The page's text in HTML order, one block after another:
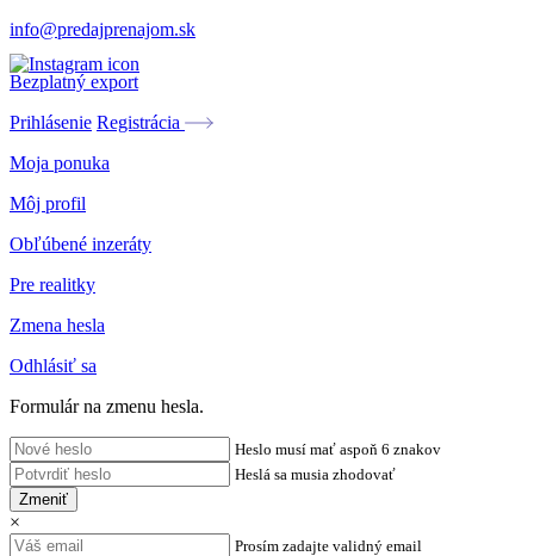
info@predajprenajom.sk
Bezplatný export
Prihlásenie Registrácia
Moja ponuka
Môj profil
Obľúbené inzeráty
Pre realitky
Zmena hesla
Odhlásiť sa
Formulár na zmenu hesla.
Heslo musí mať aspoň 6 znakov
Heslá sa musia zhodovať
Zmeniť
×
Prosím zadajte validný email